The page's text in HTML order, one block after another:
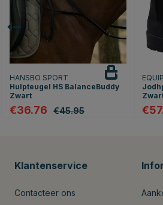
HANSBO SPORT
Hulpteugel HS BalanceBuddy
Zwart
€36.76 €45.95
Klantenservice
Contacteer ons